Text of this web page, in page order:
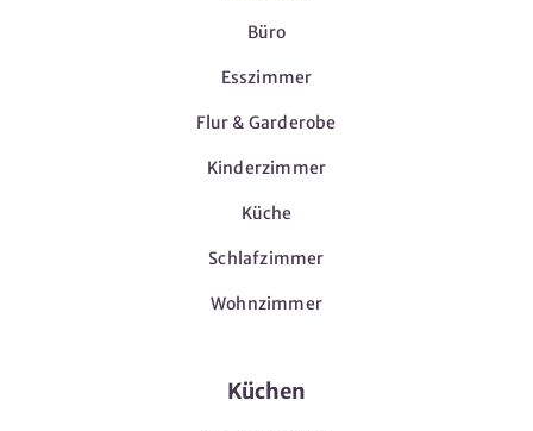
Büro
Esszimmer
Flur & Garderobe
Kinderzimmer
Küche
Schlafzimmer
Wohnzimmer
Küchen